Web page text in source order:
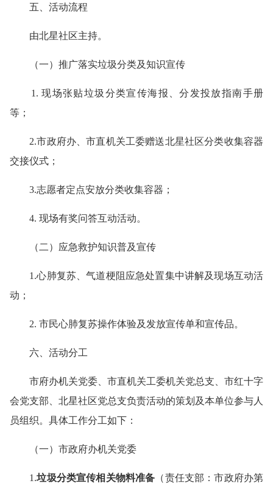
五、活动流程
由北星社区主持。
（一）推广落实垃圾分类及知识宣传
1.现场张贴垃圾分类宣传海报、分发投放指南手册
等；
2.市政府办、市直机关工委赠送北星社区分类收集容器
交接仪式；
3.志愿者定点安放分类收集容器；
4. 现场有奖问答互动活动。
（二）应急救护知识普及宣传
1.心肺复苏、气道梗阻应急处置集中讲解及现场互动活
动；
2. 市民心肺复苏操作体验及发放宣传单和宣传品。
六、活动分工
市府办机关党委、市直机关工委机关党总支、市红十字
会党支部、北星社区党总支负责活动的策划及本单位参与人
员组织。具体工作分工如下：
（一）市政府办机关党委
1.垃圾分类宣传相关物料准备 （责任支部：市政府办第